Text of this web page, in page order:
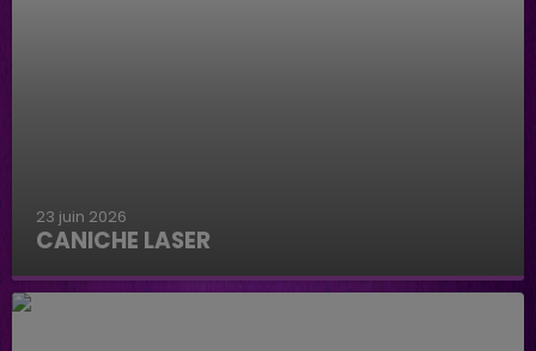
23 juin 2026
CANICHE LASER
Caniche Laser